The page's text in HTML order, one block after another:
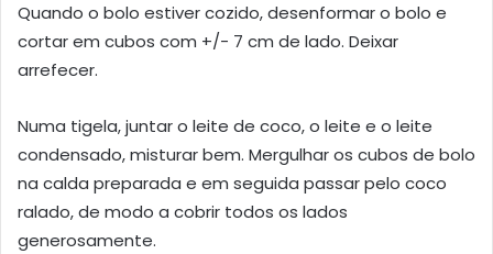
Quando o bolo estiver cozido, desenformar o bolo e
cortar em cubos com +/- 7 cm de lado. Deixar
arrefecer.
Numa tigela, juntar o leite de coco, o leite e o leite
condensado, misturar bem. Mergulhar os cubos de bolo
na calda preparada e em seguida passar pelo coco
ralado, de modo a cobrir todos os lados
generosamente.